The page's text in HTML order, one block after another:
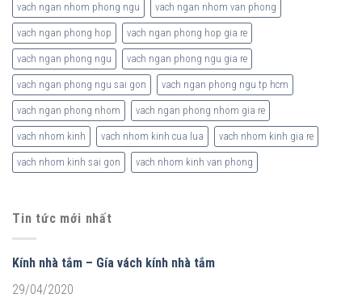
vach ngan nhom phong ngu vach ngan nhom van phong
vach ngan phong hop vach ngan phong hop gia re
vach ngan phong ngu vach ngan phong ngu gia re
vach ngan phong ngu sai gon vach ngan phong ngu tp hcm
vach ngan phong nhom vach ngan phong nhom gia re
vach nhom kinh vach nhom kinh cua lua vach nhom kinh gia re
vach nhom kinh sai gon vach nhom kinh van phong
Tin tức mới nhất
Kính nhà tắm – Gía vách kính nhà tắm
29/04/2020